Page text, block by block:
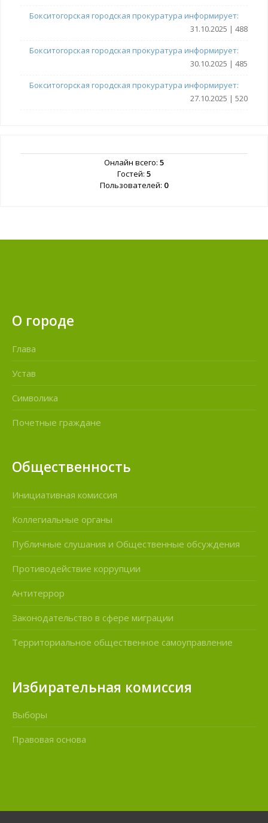
Бокситогорская городская прокуратура информирует:
31.10.2025 | 488
Бокситогорская городская прокуратура информирует:
30.10.2025 | 485
Бокситогорская городская прокуратура информирует:
27.10.2025 | 520
Онлайн всего: 5
Гостей: 5
Пользователей: 0
О городе
Глава
Устав
Символика
Почетные граждане
Общественность
Инициативная комиссия
Коллегиальные органы
Публичные слушания и Общественные обсуждения
Противодействие коррупции
Антитеррор
Законодательство в сфере миграции
Территориальное общественное самоуправление
Избирательная комиссия
Выборы
Правовая основа